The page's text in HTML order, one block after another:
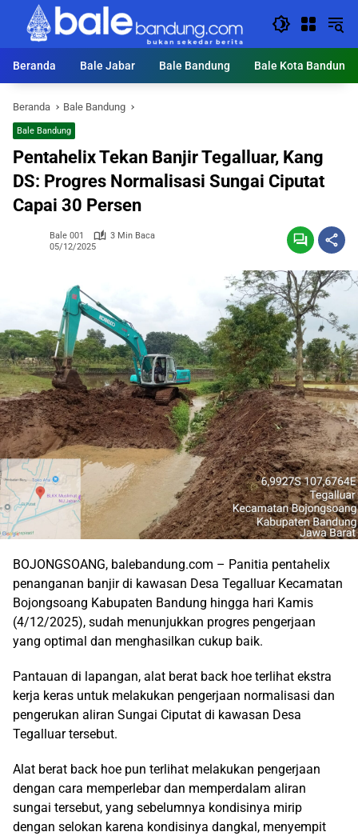
Langsung
konten
Beranda
Bale Jabar Bale Bandung Bale Kota Bandung
Beranda Bale Bandung
Bale Bandung
Pentahelix Tekan Banjir Tegalluar, Kang
DS: Progres Normalisasi Sungai Ciputat
Capai 30 Persen
Bale 001
3 Min Baca
05/12/2025
BOJONGSOANG, balebandung.com – Panitia pentahelix
penanganan banjir di kawasan Desa Tegalluar Kecamatan
Bojongsoang Kabupaten Bandung hingga hari Kamis
(4/12/2025), sudah menunjukkan progres pengerjaan
yang optimal dan menghasilkan cukup baik.
Pantauan di lapangan, alat berat back hoe terlihat ekstra
kerja keras untuk melakukan pengerjaan normalisasi dan
pengerukan aliran Sungai Ciputat di kawasan Desa
Tegalluar tersebut.
Alat berat back hoe pun terlihat melakukan pengerjaan
dengan cara memperlebar dan memperdalam aliran
sungai tersebut, yang sebelumnya kondisinya mirip
dengan selokan karena kondisinya dangkal, menyempit